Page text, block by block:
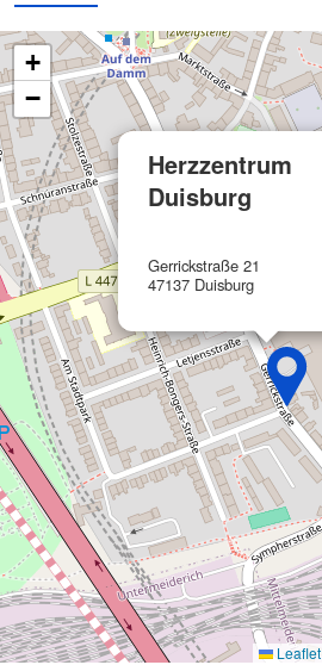
Herzzentrum
Duisburg
Gerrickstraße 21
47137 Duisburg
+
−
Leaflet
Funktional
Werbung